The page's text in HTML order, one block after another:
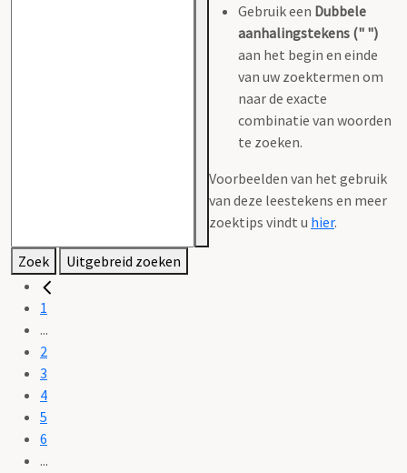
Gebruik een Dubbele
aanhalingstekens (" ")
aan het begin en einde
van uw zoektermen om
naar de exacte
combinatie van woorden
te zoeken.
Voorbeelden van het gebruik
van deze leestekens en meer
zoektips vindt u hier.
Zoek Uitgebreid zoeken
1
...
2
3
4
5
6
...